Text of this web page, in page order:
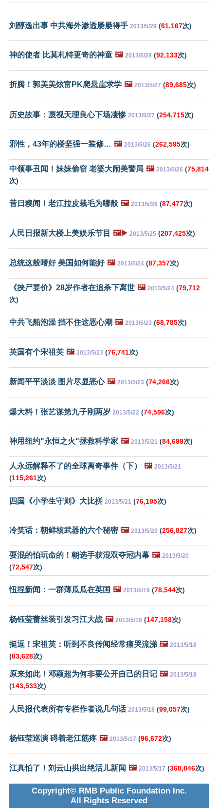
刘醇逸出事 中共海外渗透屡屡得手 2013/5/29 (61,167次)
神的使者 比莫札特更奇的神童 🖼️ 2013/5/28 (92,133次)
折腾！郭美美炫富PK爬悬崖求学 🖼️ 2013/5/27 (89,685次)
历史故事：蔑视天理良心下场凄惨 2013/5/27 (254,715次)
邪性，43年的楼坚强一装修… 🖼️ 2013/5/26 (262,595次)
中领事丑闻！妹妹偷窃 老婆大闹美警局 🖼️ 2013/5/26 (75,814
次)
昔日糗闻！老江拉皮栽毛为哪般 🖼️ 2013/5/26 (87,477次)
人民日报新大楼上美娱乐节目 🖼️▶️ 2013/5/25 (207,425次)
总统这般嗜好 美国如何能好 🖼️ 2013/5/24 (87,357次)
《挟尸要价》28岁作者在追杀下离世 🖼️ 2013/5/24 (79,712
次)
中共飞船泡澡 挡不住这恶心潮 🖼️ 2013/5/23 (68,785次)
英国有个宋祖英 🖼️ 2013/5/23 (76,741次)
新闻平平淡淡 图片尽显恶心 🖼️ 2013/5/23 (74,266次)
爆大料！张艺谋第九子刚两岁 2013/5/22 (74,596次)
神用纽约"永恒之火"拯救科学家 🖼️ 2013/5/21 (84,699次)
人永远解释不了的全球离奇事件（下） 🖼️ 2013/5/21
(115,261次)
四国《小学生守则》大比拼 2013/5/21 (76,195次)
冷笑话：朝鲜核武器的六个秘密 🖼️ 2013/5/20 (256,827次)
耍混的怕玩命的！朝选手获混双夺冠内幕 🖼️ 2013/5/20
(72,547次)
忸捏新闻：一群薄瓜瓜在英国 🖼️ 2013/5/19 (78,544次)
杨钰莹蕾丝装引发习江大战 🖼️ 2013/5/19 (147,158次)
挺逗！宋祖英：听到不良传闻经常痛哭流涕 🖼️ 2013/5/18
(83,628次)
原来如此！邓颖超为何非要公开自己的日记 🖼️ 2013/5/18
(143,533次)
人民报代表所有专栏作者说几句话 2013/5/18 (99,057次)
杨钰莹巡演 碍着老江筋疼 🖼️ 2013/5/17 (96,672次)
江真怕了！刘云山拱出绝活儿新闻 🖼️ 2013/5/17 (368,846次)
Copyright© RMB Public Foundation Inc.
All Rights Reserved